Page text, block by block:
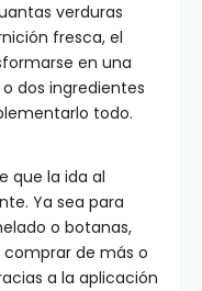
verduras
fresca, el
en una
dos ingredientes
todo.
que la ida al
Ya sea para
o botanas,
de más o
a la aplicación